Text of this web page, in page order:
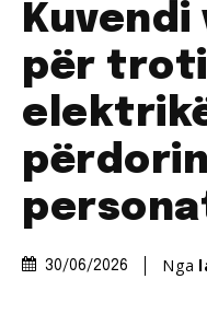
për
30/06/2026 Nga